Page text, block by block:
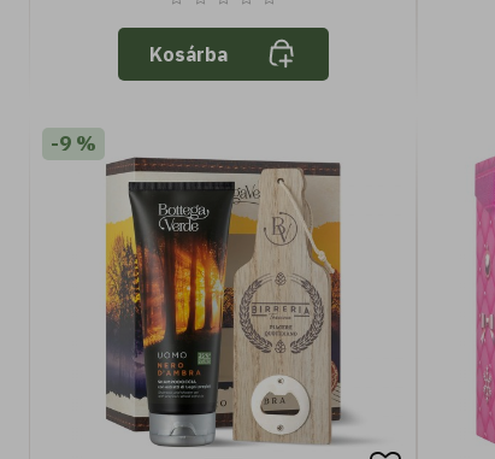
Kosárba
-9 %